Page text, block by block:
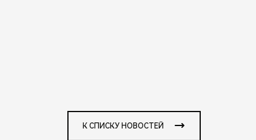
К СПИСКУ НОВОСТЕЙ